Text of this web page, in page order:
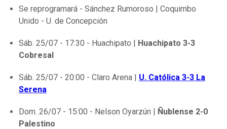
Se reprogramará - Sánchez Rumoroso | Coquimbo
Unido - U. de Concepción
Sáb. 25/07 - 17:30 - Huachipato | Huachipato 3-3
Cobresal
Sáb. 25/07 - 20:00 - Claro Arena | U. Católica 3-3 La
Serena
Dom. 26/07 - 15:00 - Nelson Oyarzún | Ñublense 2-0
Palestino